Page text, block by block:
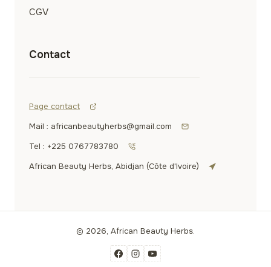
CGV
Contact
Page contact
Mail : africanbeautyherbs@gmail.com
Tel : +225 0767783780
African Beauty Herbs, Abidjan (Côte d'Ivoire)
© 2026, African Beauty Herbs.